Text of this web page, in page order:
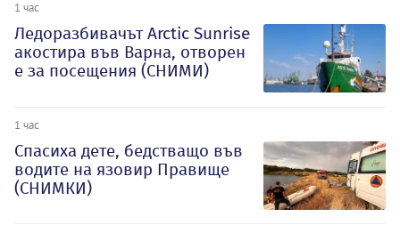
1 час
Ледоразбивачът Arctic Sunrise
акостира във Варна, отворен
е за посещения (СНИМИ)
1 час
Спасиха дете, бедстващо във
водите на язовир Правище
(СНИМКИ)